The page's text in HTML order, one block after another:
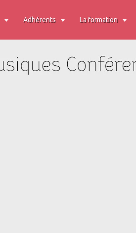
Adhérents La formation